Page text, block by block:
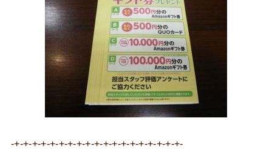
-+-+-+-+-+-+-+-+-+-+-+-+-+-+-+-+-+-+-+-